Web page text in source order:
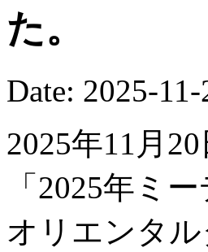
た。
Date: 2025-11-
2025年11月
「2025年ミ
オリエンタ